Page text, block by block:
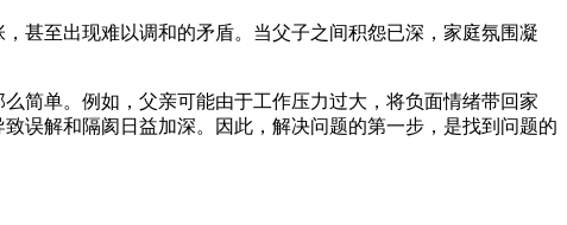
甚至出现难以调和的矛盾。当父子之间积怨已深，家庭氛围凝
简单。例如，父亲可能由于工作压力过大，将负面情绪带回家
误解和隔阂日益加深。因此，解决问题的第一步，是找到问题的